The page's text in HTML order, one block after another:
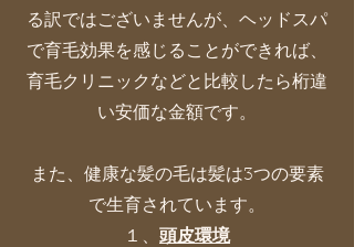
る訳ではございませんが、ヘッドスパ
で育毛効果を感じることができれば、
育毛クリニックなどと比較したら桁違
い安価な金額です。
また、健康な髪の毛は髪は3つの要素
で生育されています。
１、 頭皮環境